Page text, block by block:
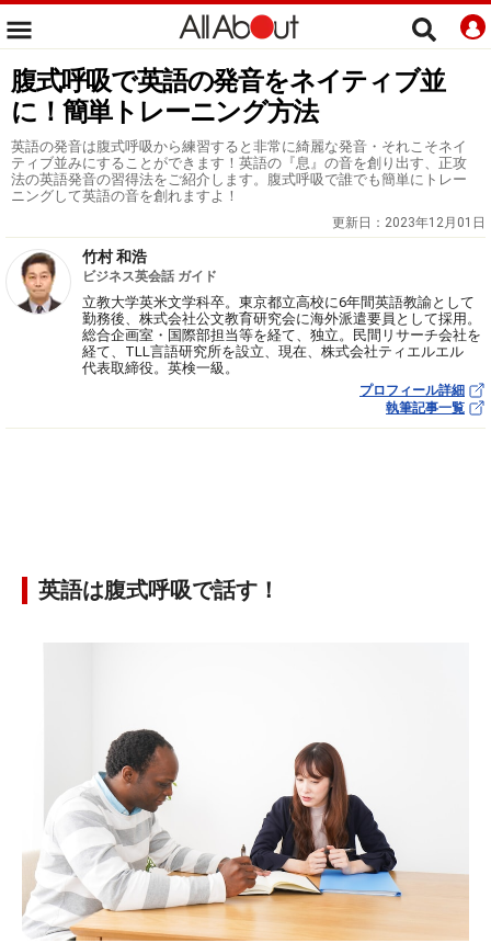
腹式呼吸で英語の発音をネイティブ並
に！簡単トレーニング方法
英語の発音は腹式呼吸から練習すると非常に綺麗な発音・それこそネイ
ティブ並みにすることができます！英語の『息』の音を創り出す、正攻
法の英語発音の習得法をご紹介します。腹式呼吸で誰でも簡単にトレー
ニングして英語の音を創れますよ！
更新日： 2023年12月01日
竹村 和浩
ビジネス英会話 ガイド
立教大学英米文学科卒。東京都立高校に6年間英語教諭として
勤務後、株式会社公文教育研究会に海外派遣要員として採用。
総合企画室・国際部担当等を経て、独立。民間リサーチ会社を
経て、TLL言語研究所を設立、現在、株式会社ティエルエル
代表取締役。英検一級。
プロフィール詳細
執筆記事一覧
英語は腹式呼吸で話す！